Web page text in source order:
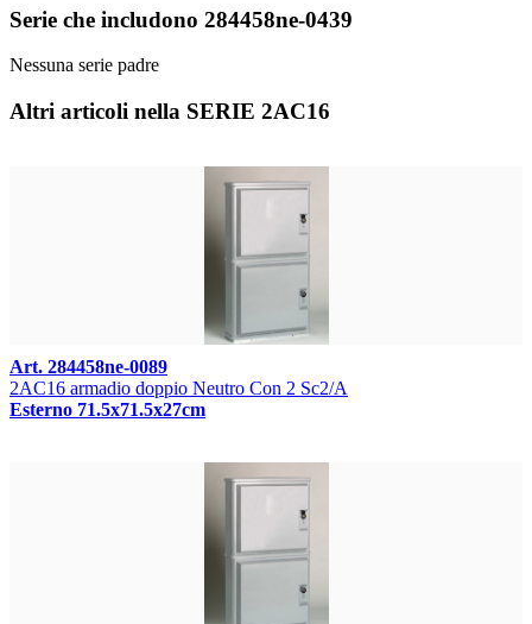
Serie che includono 284458ne-0439
Nessuna serie padre
Altri articoli nella SERIE 2AC16
Art. 284458ne-0089
2AC16 armadio doppio Neutro Con 2 Sc2/A
Esterno 71.5x71.5x27cm